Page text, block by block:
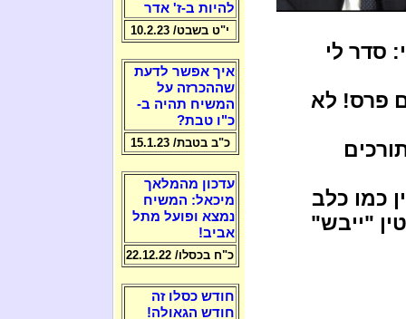
סדר לי
פרס! לא
כמו כלב
"ייבש"
להיות ב-ז' אדר
י"ט בשבט/ 10.2.23
איך אפשר לדעת
שההכרזה על
המשיח תהיה ב-
כ"ו טבת?
כ"ב בטבת/ 15.1.23
עדכון מהמלאך
מיכאל: המשיח
נמצא ופועל מתל
אביב!
כ"ח בכסלו/ 22.12.22
חודש כסלו זה
חודש הגאולה!